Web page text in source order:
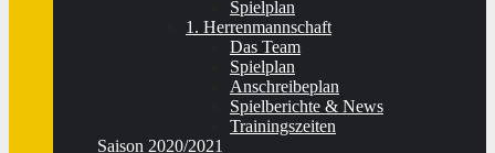
Spielplan
1. Herrenmannschaft
Das Team
Spielplan
Anschreibeplan
Spielberichte & News
Trainingszeiten
Saison 2020/2021